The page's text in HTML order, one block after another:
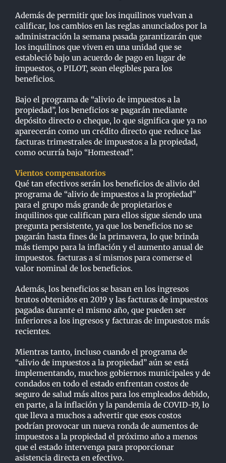
Además de permitir que los inquilinos vuelvan a
calificar, los cambios en las reglas anunciados por la
administración la semana pasada garantizarán que
los inquilinos que viven en una unidad que se
estableció bajo un acuerdo de pago en lugar de
impuestos, o PILOT, sean elegibles para los
beneficios.
Bajo el programa de “alivio de impuestos a la
propiedad”, los beneficios se pagarán mediante
depósito directo o cheque, lo que significa que ya no
aparecerán como un crédito directo que reduce las
facturas trimestrales de impuestos a la propiedad,
como ocurría bajo “Homestead”.
Vientos compensatorios
Qué tan efectivos serán los beneficios de alivio del
programa de “alivio de impuestos a la propiedad”
para el grupo más grande de propietarios e
inquilinos que califican para ellos sigue siendo una
pregunta persistente, ya que los beneficios no se
pagarán hasta fines de la primavera, lo que brinda
más tiempo para la inflación y el aumento anual de
impuestos. facturas a sí mismos para comerse el
valor nominal de los beneficios.
Además, los beneficios se basan en los ingresos
brutos obtenidos en 2019 y las facturas de impuestos
pagadas durante el mismo año, que pueden ser
inferiores a los ingresos y facturas de impuestos más
recientes.
Mientras tanto, incluso cuando el programa de
“alivio de impuestos a la propiedad” aún se está
implementando, muchos gobiernos municipales y de
condados en todo el estado enfrentan costos de
seguro de salud más altos para los empleados debido,
en parte, a la inflación y la pandemia de COVID-19, lo
que lleva a muchos a advertir que esos costos
podrían provocar un nueva ronda de aumentos de
impuestos a la propiedad el próximo año a menos
que el estado intervenga para proporcionar
asistencia directa en efectivo.